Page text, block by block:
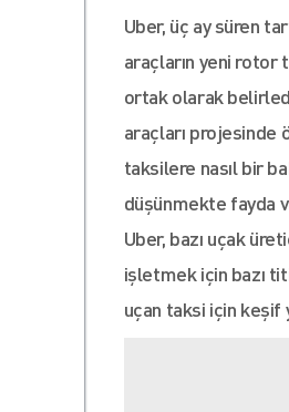
Uber, üç ay süren
araçların yeni rotor
ortak olarak
araçları projesinde
taksilere nasıl bir
düşünmekte fayda
Uber, bazı uçak
işletmek için bazı
uçan taksi için keşif